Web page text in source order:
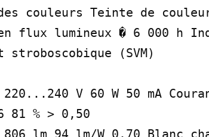
couleurs Teinte de
flux lumineux � 6 000 h
(SVM)
220...240 V 60 W 50 mA
81 % > 0,50
806 lm 94 lm/W 0.70 Blanc